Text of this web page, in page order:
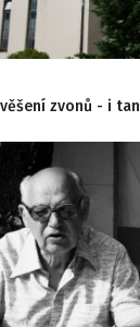
zvonů - i